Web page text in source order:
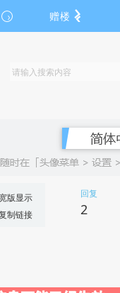
赠楼
版显示
制链接
回复
2